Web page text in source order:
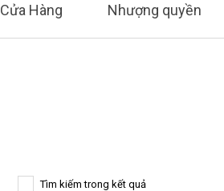
Cửa Hàng Nhượng quyền
Tìm kiếm trong kết quả